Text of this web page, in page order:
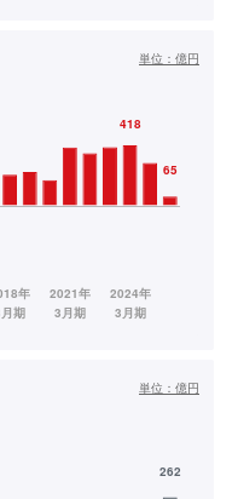
単位： 億円
単位： 億円